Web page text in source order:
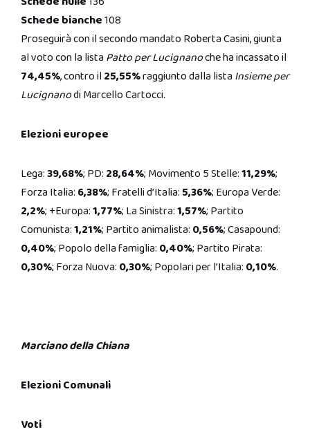
Schede bianche108
Proseguirà con il secondo mandato Roberta Casini, giunta
al voto con la lista Patto per Lucignanoche ha incassato il
74,45%, contro il 25,55%raggiunto dalla lista Insieme per
Lucignanodi Marcello Cartocci.
Elezioni europee
Lega:39,68%; PD: 28,64%; Movimento 5 Stelle:11,29%;
Forza Italia: 6,38%; Fratelli d’Italia: 5,36%; Europa Verde:
2,2%; +Europa:1,77%; La Sinistra:1,57%; Partito
Comunista:1,21%; Partito animalista: 0,56%; Casapound:
0,40%; Popolo della famiglia: 0,40%; Partito Pirata:
0,30%; Forza Nuova: 0,30%; Popolari per l’Italia: 0,10%.
Marciano della Chiana
Elezioni Comunali
Voti